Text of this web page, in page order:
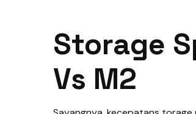
Storage
Vs M2